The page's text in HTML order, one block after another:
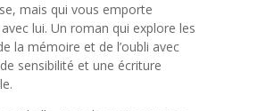
mais qui vous emporte
lui. Un roman qui explore les
la mémoire et de l’oubli avec
sensibilité et une écriture